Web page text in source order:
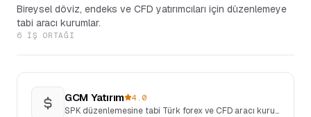
Bireysel döviz, endeks ve CFD yatırımcıları için düzenlemeye
tabi aracı kurumlar.
6 IŞ ORTAĞI
GCM Yatırım 4.0
SPK düzenlemesine tabi Türk forex ve CFD aracı kurumu